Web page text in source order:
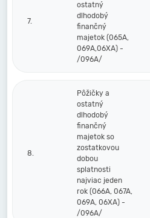
7.
ostatný
dlhodobý
finančný
majetok (065A,
069A,06XA) -
/096A/
8.
Pôžičky a
ostatný
dlhodobý
finančný
majetok so
zostatkovou
dobou
splatnosti
najviac jeden
rok (066A, 067A,
069A, 06XA) -
/096A/